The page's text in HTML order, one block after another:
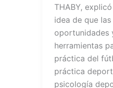
THABY,
idea de que
oportunidades
herramientas
práctica del
práctica
psicología